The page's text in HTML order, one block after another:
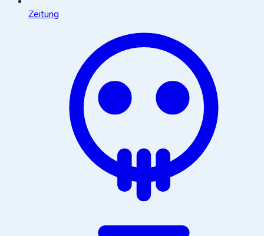
Zeitung